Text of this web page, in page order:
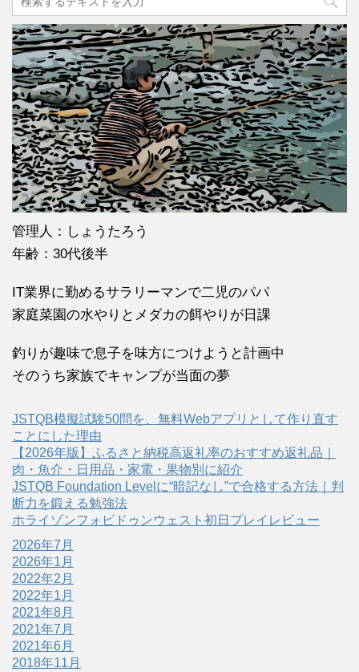
管理人：しょうたろう
年齢：30代後半
IT業界に勤めるサラリーマンで二児のパパ
家庭菜園の水やりとメダカの餌やりが日課
釣りが趣味で息子を味方につけようと計画中
そのうち家族でキャンプが当面の夢
JSTQB模擬試験50問を、無料Webアプリとして作り直す
ことにした理由
【2026年版】ふるさと納税高返礼率のおすすめ返礼品｜
肉・魚介・日用品・家電・果物別に紹介
JSTQB Foundation Levelに“暗記なし”で合格する方法｜判
断力を鍛える勉強法
ホライゾンフォビドゥンウェスト初日プレイレビュー
2026年7月
2026年1月
2022年2月
2022年1月
2021年8月
2021年7月
2021年6月
2018年11月